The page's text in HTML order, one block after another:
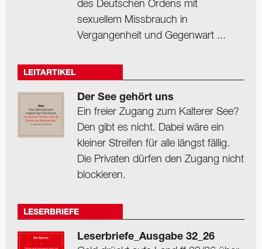
des Deutschen Ordens mit
sexuellem Missbrauch in
Vergangenheit und Gegenwart ...
LEITARTIKEL
Der See gehört uns
Ein freier Zugang zum Kalterer See?
Den gibt es nicht. Dabei wäre ein
kleiner Streifen für alle längst fällig.
Die Privaten dürfen den Zugang nicht
blockieren.
LESERBRIEFE
Leserbriefe_Ausgabe 32_26